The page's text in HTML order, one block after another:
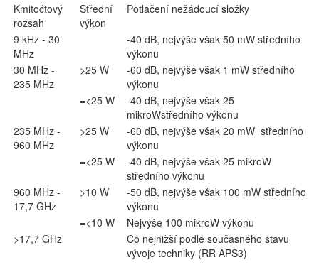
Kmitočtový
rozsah
Střední
výkon
Potlačení nežádoucí složky
9 kHz - 30
MHz
-40 dB, nejvýše však 50 mW středního
výkonu
30 MHz -
235 MHz
>25 W
-60 dB, nejvýše však 1 mW středního
výkonu
=<25 W
-40 dB, nejvýše však 25
mikroWstředního výkonu
235 MHz -
960 MHz
>25 W
-60 dB, nejvýše však 20 mW středního
výkonu
=<25 W
-40 dB, nejvýše však 25 mikroW
středního výkonu
960 MHz -
17,7 GHz
>10 W
-50 dB, nejvýše však 100 mW středního
výkonu
=<10 W
Nejvýše 100 mikroW výkonu
>17,7 GHz
Co nejnižší podle současného stavu
vývoje techniky (RR APS3)